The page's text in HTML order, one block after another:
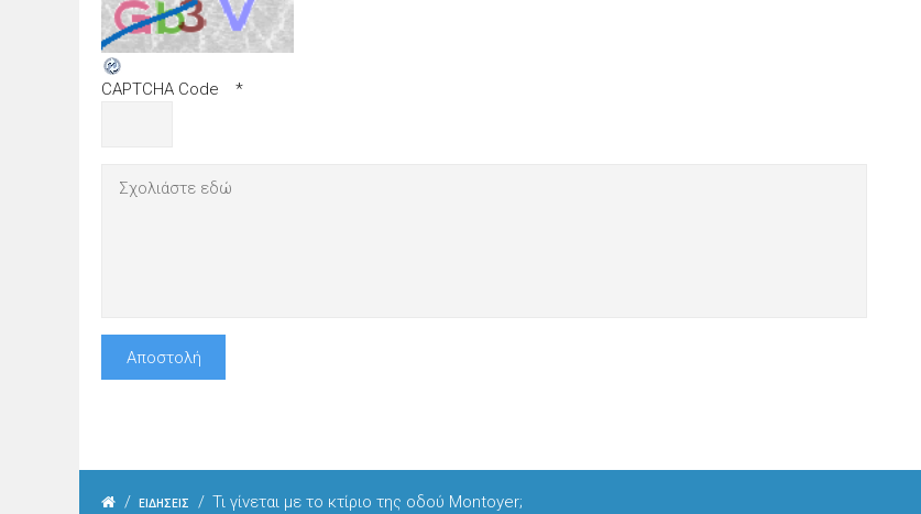
CAPTCHA Code *
/ ΕΙΔΗΣΕΙΣ / Τι γίνεται με το κτίριο της οδού Montoyer;